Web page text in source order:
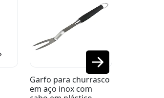
Luva para churrasco
ultra resistente em